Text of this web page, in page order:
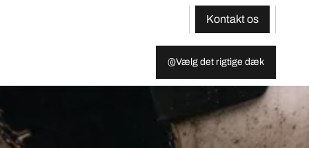
Kontakt os
Vælg det rigtige dæk